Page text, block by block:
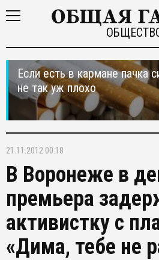
Если есть в кармане пачка
не так уж плохо
21.11.2012 00:18
В Воронеже в
премьера
активистку с
«Дима, тебе не